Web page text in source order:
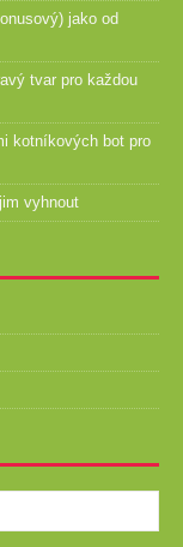
jako od
tvar pro každou
kotníkových bot pro
vyhnout